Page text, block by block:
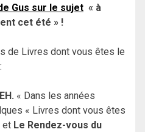
Gus sur le sujet « à
cet été » !
de Livres dont vous êtes le
:
« Dans les années
« Livres dont vous êtes
et Le Rendez-vous du